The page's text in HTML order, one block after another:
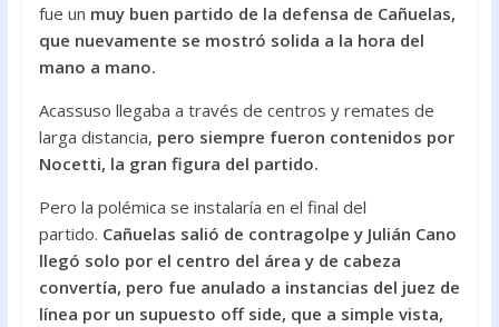
fue un muy buen partido de la defensa de Cañuelas,
que nuevamente se mostró solida a la hora del
mano a mano.
Acassuso llegaba a través de centros y remates de
larga distancia, pero siempre fueron contenidos por
Nocetti, la gran figura del partido.
Pero la polémica se instalaría en el final del
partido. Cañuelas salió de contragolpe y Julián Cano
llegó solo por el centro del área y de cabeza
convertía, pero fue anulado a instancias del juez de
línea por un supuesto off side, que a simple vista,